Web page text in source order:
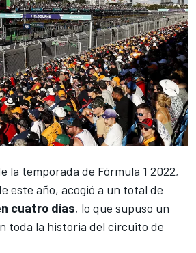
la temporada de Fórmula 1 2022,
este año, acogió a un total de
cuatro días, lo que supuso un
toda la historia del circuito de